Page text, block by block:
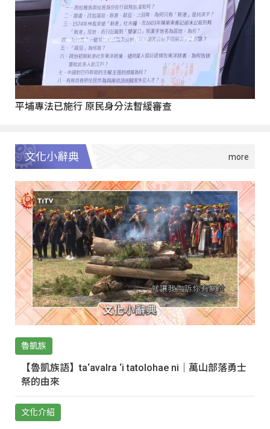
平埔專法已施行 原民身分法暫緩審查
文化小辭典
魯凱族
【魯凱族語】ta‘avalra ‘i tatolohae ni｜萬山部落勇士
祭的由來
文化介紹